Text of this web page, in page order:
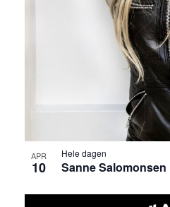
APR
10
Hele dagen
Sanne Salomonsen